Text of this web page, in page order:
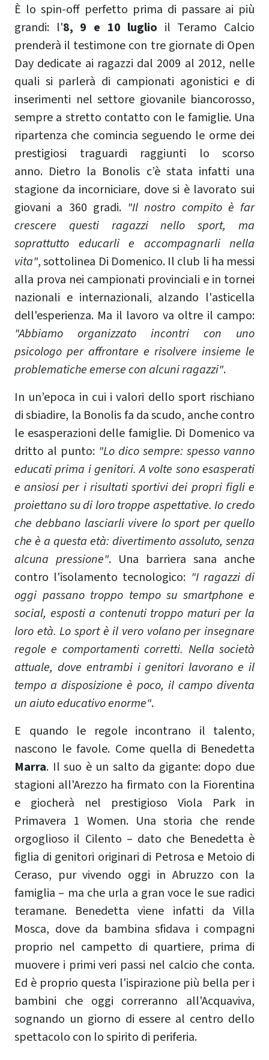
È lo spin-off perfetto prima di passare ai più
grandi: l'8, 9 e 10 luglio il Teramo Calcio
prenderà il testimone con tre giornate di Open
Day dedicate ai ragazzi dal 2009 al 2012, nelle
quali si parlerà di campionati agonistici e di
inserimenti nel settore giovanile biancorosso,
sempre a stretto contatto con le famiglie. Una
ripartenza che comincia seguendo le orme dei
prestigiosi traguardi raggiunti lo scorso
anno. Dietro la Bonolis c’è stata infatti una
stagione da incorniciare, dove si è lavorato sui
giovani a 360 gradi. "Il nostro compito è far
crescere questi ragazzi nello sport, ma
soprattutto educarli e accompagnarli nella
vita", sottolinea Di Domenico. Il club li ha messi
alla prova nei campionati provinciali e in tornei
nazionali e internazionali, alzando l'asticella
dell'esperienza. Ma il lavoro va oltre il campo:
"Abbiamo organizzato incontri con uno
psicologo per affrontare e risolvere insieme le
problematiche emerse con alcuni ragazzi".
In un’epoca in cui i valori dello sport rischiano
di sbiadire, la Bonolis fa da scudo, anche contro
le esasperazioni delle famiglie. Di Domenico va
dritto al punto: "Lo dico sempre: spesso vanno
educati prima i genitori. A volte sono esasperati
e ansiosi per i risultati sportivi dei propri figli e
proiettano su di loro troppe aspettative. Io credo
che debbano lasciarli vivere lo sport per quello
che è a questa età: divertimento assoluto, senza
alcuna pressione". Una barriera sana anche
contro l'isolamento tecnologico: "I ragazzi di
oggi passano troppo tempo su smartphone e
social, esposti a contenuti troppo maturi per la
loro età. Lo sport è il vero volano per insegnare
regole e comportamenti corretti. Nella società
attuale, dove entrambi i genitori lavorano e il
tempo a disposizione è poco, il campo diventa
un aiuto educativo enorme".
E quando le regole incontrano il talento,
nascono le favole. Come quella di Benedetta
Marra. Il suo è un salto da gigante: dopo due
stagioni all'Arezzo ha firmato con la Fiorentina
e giocherà nel prestigioso Viola Park in
Primavera 1 Women. Una storia che rende
orgoglioso il Cilento – dato che Benedetta è
figlia di genitori originari di Petrosa e Metoio di
Ceraso, pur vivendo oggi in Abruzzo con la
famiglia – ma che urla a gran voce le sue radici
teramane. Benedetta viene infatti da Villa
Mosca, dove da bambina sfidava i compagni
proprio nel campetto di quartiere, prima di
muovere i primi veri passi nel calcio che conta.
Ed è proprio questa l'ispirazione più bella per i
bambini che oggi correranno all'Acquaviva,
sognando un giorno di essere al centro dello
spettacolo con lo spirito di periferia.